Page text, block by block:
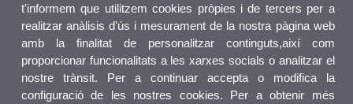
t'informem que utilitzem cookies pròpies i de tercers per a
realitzar anàlisis d'ús i mesurament de la nostra pàgina web
amb la finalitat de personalitzar continguts,així com
proporcionar funcionalitats a les xarxes socials o analitzar el
nostre trànsit. Per a continuar accepta o modifica la
configuració de les nostres cookies. Per a obtenir més